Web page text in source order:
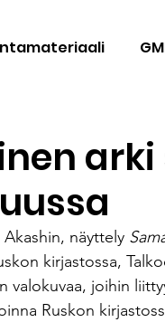
näyttely
kirjastossa,
valokuvaa, joihin
Ruskon